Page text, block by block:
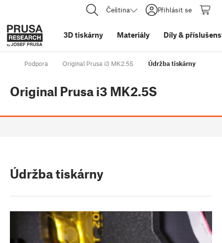
Čeština Přihlásit se
3D tiskárny Materiály Díly&
Podpora Original Prusa i3 MK2.5S Údržba tiskárny
Original Prusa i3 MK2.5S
Údržba tiskárny